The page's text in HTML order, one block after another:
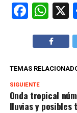
TEMAS
SIGUIENTE
Onda tropical
lluvias y